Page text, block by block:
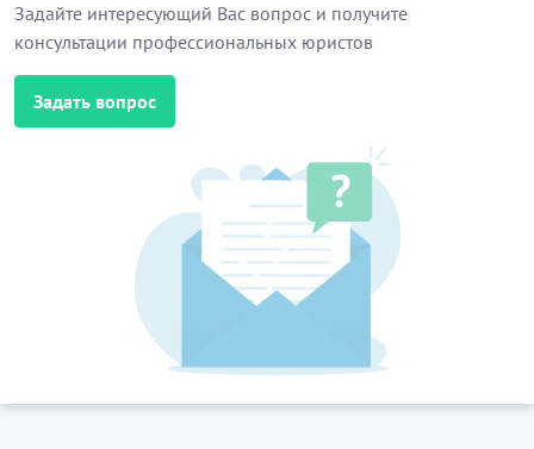
Задайте интересующий Вас вопрос и получите
консультации профессиональных юристов
Задать вопрос